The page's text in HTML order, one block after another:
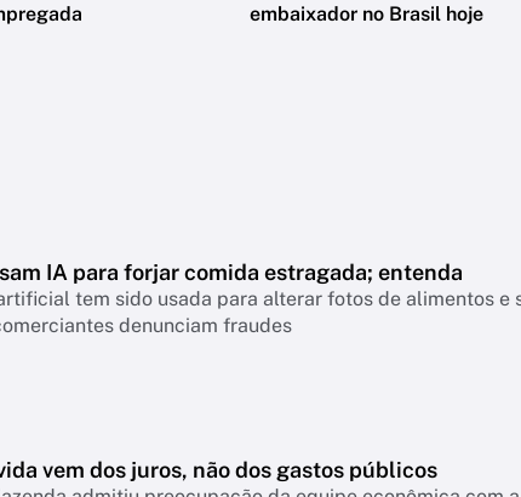
embaixador no Brasil hoje
IA para forjar comida estragada; entenda
tem sido usada para alterar fotos de alimentos
denunciam fraudes
vem dos juros, não dos gastos públicos